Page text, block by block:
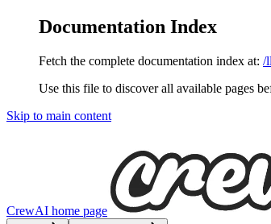
Documentation Index
Fetch the complete documentation index at: /
Use this file to discover all available pages
Skip to main content
CrewAI home page